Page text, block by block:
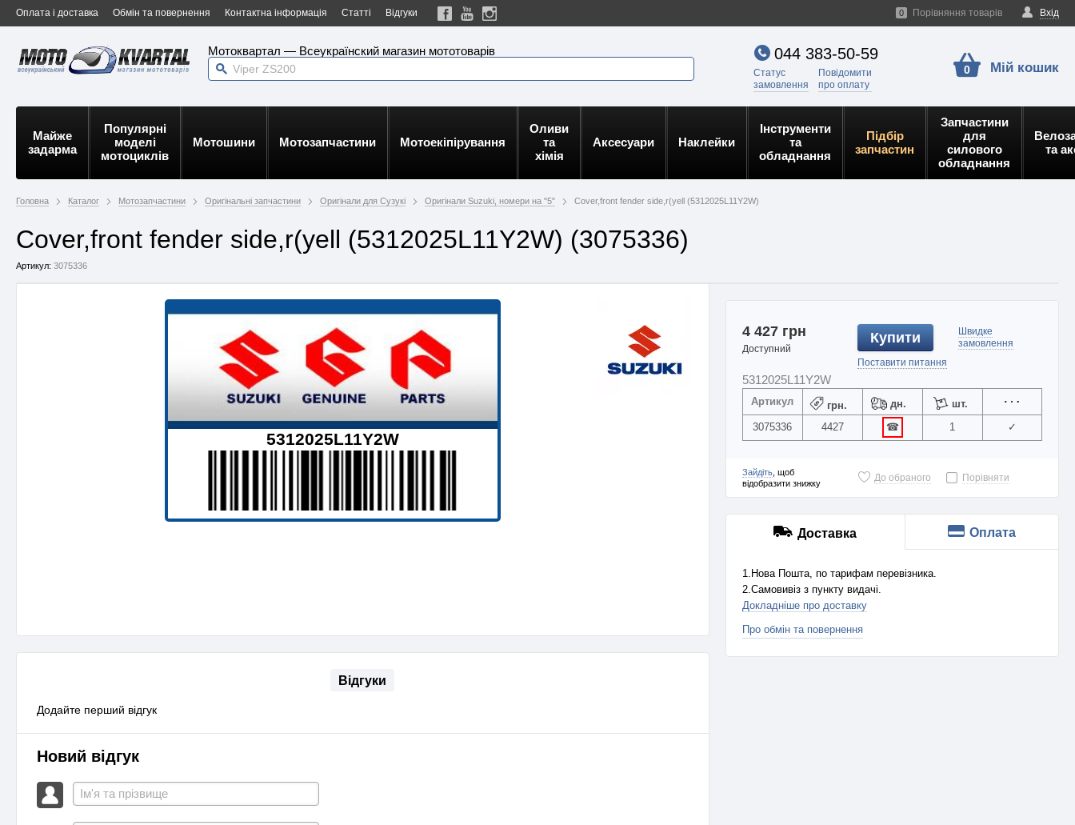
Оплата і доставка Обмін та повернення Контактна інформація Статті Відгуки Вхід
0 Порівняння товарів
Мотоквартал — Всеукраїнский магазин мототоварів 044 383-50-59
Статус
замовлення
Повідомити
про оплату
0 Мій кошик
Майже
задарма
Популярні
моделі
мотоциклів
Мотошини Мотозапчастини Мотоекіпірування
Оливи
та
хімія
Аксесуари Наклейки
Інструменти
та
обладнання
Підбір
запчастин
Запчастини
для
силового
обладнання
та
Головна Каталог Мотозапчастини Оригінальні запчастини Оригінали для Сузукі Оригінали Suzuki, номери на "5" Cover,front fender side,r(yell (5312025L11Y2W)
Cover,front fender side,r(yell (5312025L11Y2W) (3075336)
Артикул: 3075336
5312025L11Y2W
Відгуки
Додайте перший відгук
Новий відгук
4 427 грн
Доступний
Купити
Поставити питання
Швидке
замовлення
5312025L11Y2W
Артикул грн. дн.
шт.
3075336
4427 ☎ 1 ✓
Зайдіть, щоб
відобразити знижку
До обраного Порівняти
Доставка Оплата
1.Нова Пошта, по тарифам перевізника.
2.Самовивіз з пункту видачі.
Докладніше про доставку
Про обмін та повернення